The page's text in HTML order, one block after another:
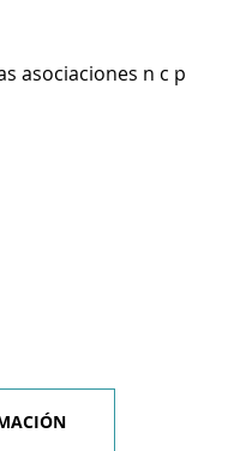
asociaciones n c p